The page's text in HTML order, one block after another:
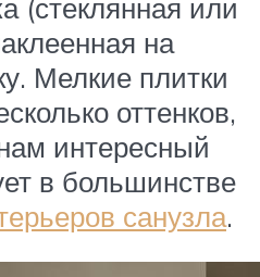
(стеклянная или
на
Мелкие плитки
оттенков,
интересный
в большинстве
санузла.